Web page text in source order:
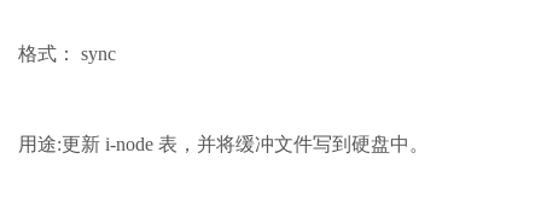
格式： sync
用途:更新 i-node 表，并将缓冲文件写到硬盘中。